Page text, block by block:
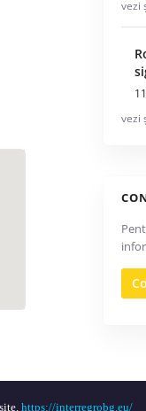
vezi
vezi
https://interregrobg.eu/